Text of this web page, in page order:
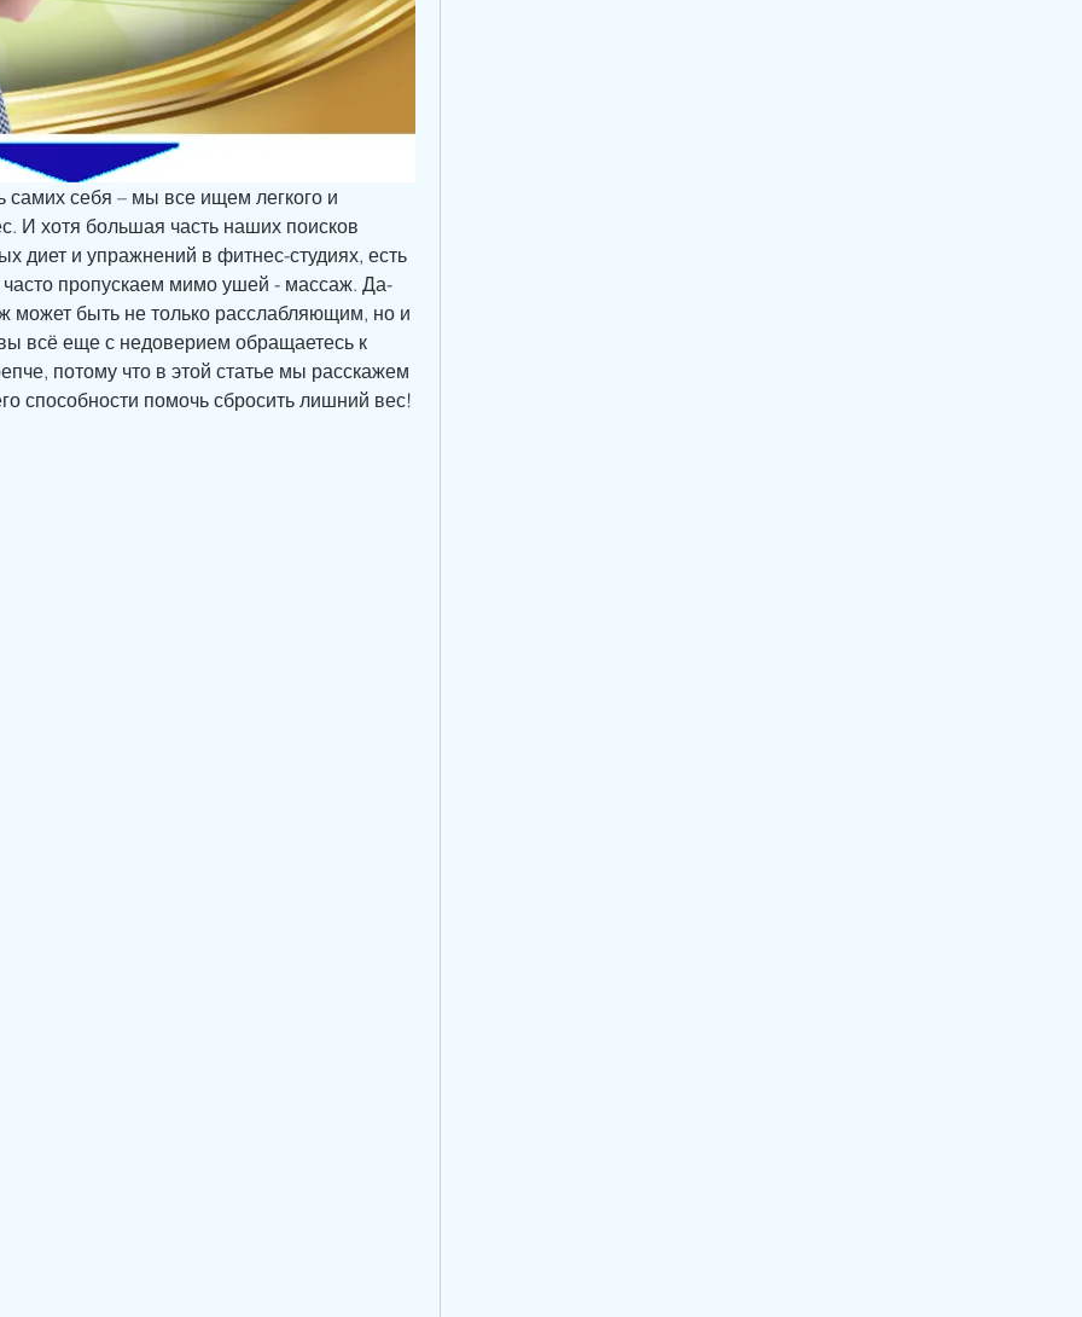
себя – мы все ищем легкого и
И хотя большая часть наших поисков
диет и упражнений в фитнес-студиях, есть
пропускаем мимо ушей - массаж. Да-
быть не только расслабляющим, но и
всё еще с недоверием обращаетесь к
потому что в этой статье мы расскажем
способности помочь сбросить лишний вес!